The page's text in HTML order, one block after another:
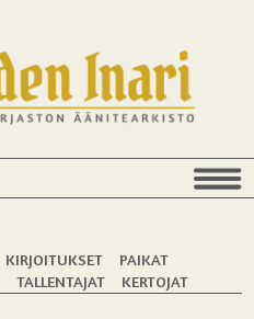
KIRJOITUKSET
PAIKAT
TALLENTAJAT KERTOJAT